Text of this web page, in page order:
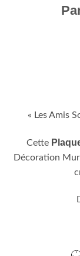
« Les Amis
Cette
Décoration